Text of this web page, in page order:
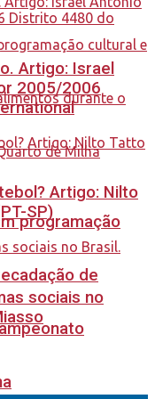
programação
de
Artigo: Israel
2005/2006
Artigo: Nilto
SP)
sociais no